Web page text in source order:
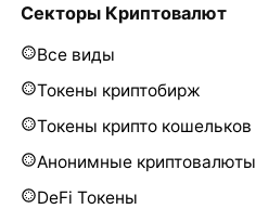
Секторы Криптовалют
Все виды
Токены криптобирж
Токены крипто кошельков
Анонимные криптовалюты
DeFi Токены